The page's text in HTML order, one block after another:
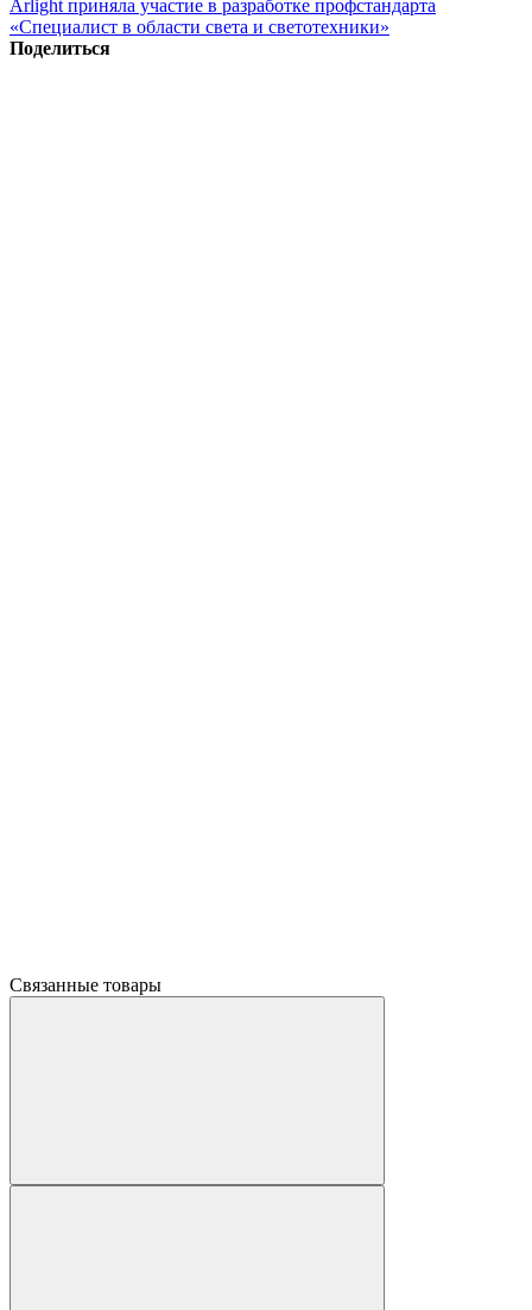
Arlight приняла участие в разработке профстандарта
«Специалист в области света и светотехники»
Поделиться
Связанные товары